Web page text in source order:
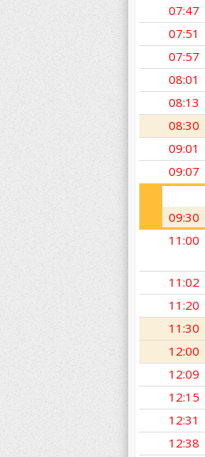
07:47
07:51
07:57
08:01
08:13
08:30
09:01
09:07
09:30
11:00
11:02
11:20
11:30
12:00
12:09
12:15
12:31
12:38